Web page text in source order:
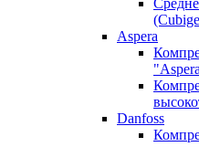
Aspera
Danfoss